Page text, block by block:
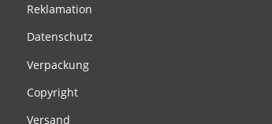
Reklamation
Datenschutz
Verpackung
Copyright
Versand